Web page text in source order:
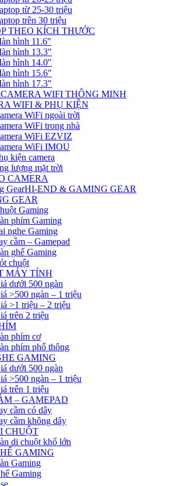
từ 25-30 triệu
trên 30 triệu
THEO KÍCH THƯỚC
hình 11.6″
hình 13.3″
hình 14.0″
hình 15.6″
hình 17.3″
CAMERA WIFI THÔNG MINH
WIFI & PHỤ KIỆN
WiFi ngoài trời
WiFi trong nhà
WiFi EZVIZ
WiFi IMOU
kiện camera
lượng mặt trời
CAMERA
HI-END & GAMING GEAR
GEAR
Gaming
phím Gaming
nghe Gaming
cầm – Gamepad
ghế Gaming
chuột
MÁY TÍNH
dưới 500 ngàn
>500 ngàn – 1 triệu
>1 triệu – 2 triệu
trên 2 triệu
phím cơ
phím phổ thông
GAMING
dưới 500 ngàn
>500 ngàn – 1 triệu
trên 1 triệu
– GAMEPAD
cầm có dây
cầm không dây
CHUỘT
di chuột khổ lớn
GAMING
Gaming
Gaming